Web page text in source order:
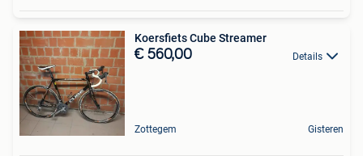
Koersfiets Cube Streamer
€ 560,00 Details
Zottegem Gisteren